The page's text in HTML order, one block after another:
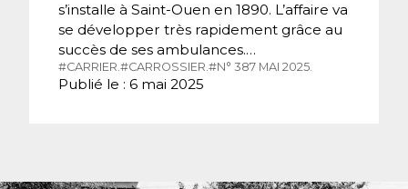
s’installe à Saint-Ouen en 1890. L’affaire va
se développer très rapidement grâce au
succès de ses ambulances.…
#CARRIER.#CARROSSIER.#N° 387 MAI 2025.
Publié le : 6 mai 2025